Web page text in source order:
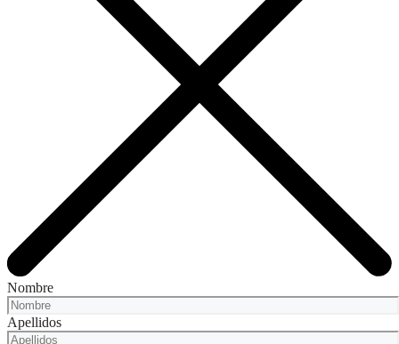
Nombre
Apellidos